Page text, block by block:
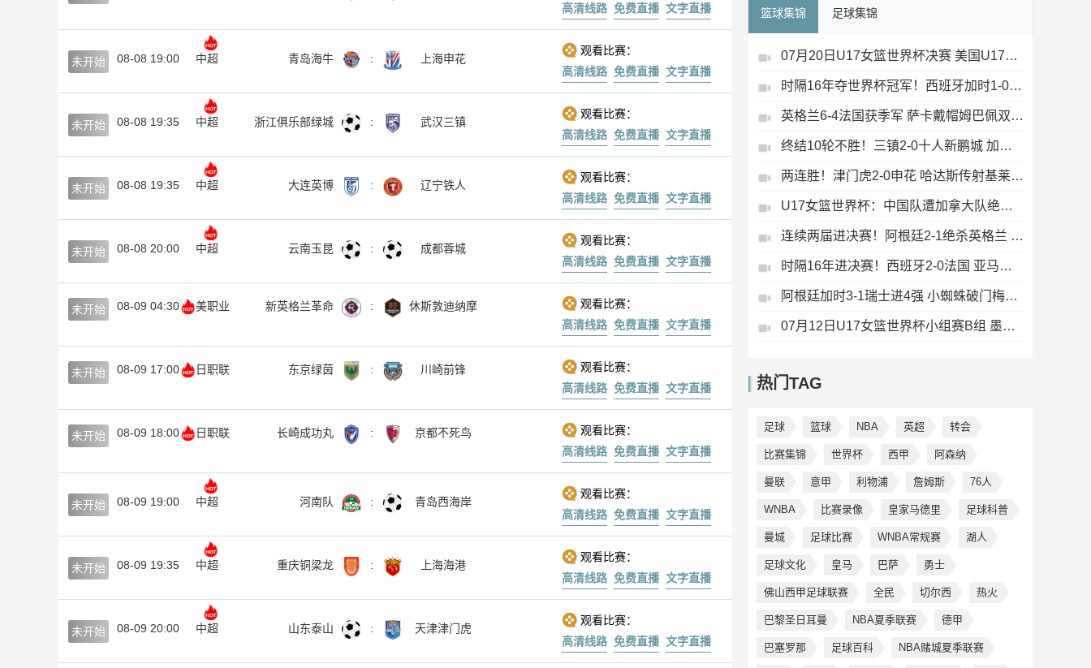
高清线路 免费直播 文字直播
未开始 08-08 19:00 中超 青岛海牛 : 上海申花
观看比赛：
高清线路 免费直播 文字直播
未开始 08-08 19:35 中超 浙江俱乐部绿城 : 武汉三镇
观看比赛：
高清线路 免费直播 文字直播
未开始 08-08 19:35 中超 大连英博 : 辽宁铁人
观看比赛：
高清线路 免费直播 文字直播
未开始 08-08 20:00 中超 云南玉昆 : 成都蓉城
观看比赛：
高清线路 免费直播 文字直播
未开始 08-09 04:30 美职业 新英格兰革命 : 休斯敦迪纳摩
观看比赛：
高清线路 免费直播 文字直播
未开始 08-09 17:00 日职联 东京绿茵 : 川崎前锋
观看比赛：
高清线路 免费直播 文字直播
未开始 08-09 18:00 日职联 长崎成功丸 : 京都不死鸟
观看比赛：
高清线路 免费直播 文字直播
未开始 08-09 19:00 中超 河南队 : 青岛西海岸
观看比赛：
高清线路 免费直播 文字直播
未开始 08-09 19:35 中超 重庆铜梁龙 : 上海海港
观看比赛：
高清线路 免费直播 文字直播
未开始 08-09 20:00 中超 山东泰山 : 天津津门虎
观看比赛：
高清线路 免费直播 文字直播
篮球集锦 足球集锦
07月20日U17女篮世界杯决赛 美国U17女篮 82 - 73 西班牙U17女篮 集锦
时隔16年夺世界杯冠军！西班牙加时1-0阿根廷 费兰制胜恩佐染红
英格兰6-4法国获季军 萨卡戴帽姆巴佩双响创纪录奥利塞2助+失良机
终结10轮不胜！三镇2-0十人新鹏城 加布里埃尔直红 熊继政破门
两连胜！津门虎2-0申花 哈达斯传射基莱斯破门 比赛一度暂停1小时
U17女篮世界杯：中国队遭加拿大队绝杀无缘4强 庞云舒16+10
连续两届进决赛！阿根廷2-1绝杀英格兰 劳塔罗恩佐破门梅西两助攻
时隔16年进决赛！西班牙2-0法国 亚马尔造点奥亚萨瓦尔、波罗破门
阿根廷加时3-1瑞士进4强 小蜘蛛破门梅西助攻麦卡恩博洛假摔染红
07月12日U17女篮世界杯小组赛B组 墨西哥U17女篮51-80中国U17女篮 全场集锦
热门TAG
足球 篮球 NBA 英超 转会
比赛集锦 世界杯 西甲 阿森纳
曼联 意甲 利物浦 詹姆斯 76人
WNBA 比赛录像 皇家马德里 足球科普
曼城 足球比赛 WNBA常规赛 湖人
足球文化 皇马 巴萨 勇士
佛山西甲足球联赛 全民 切尔西 热火
巴黎圣日耳曼 NBA夏季联赛 德甲
巴塞罗那 足球百科 NBA赌城夏季联赛